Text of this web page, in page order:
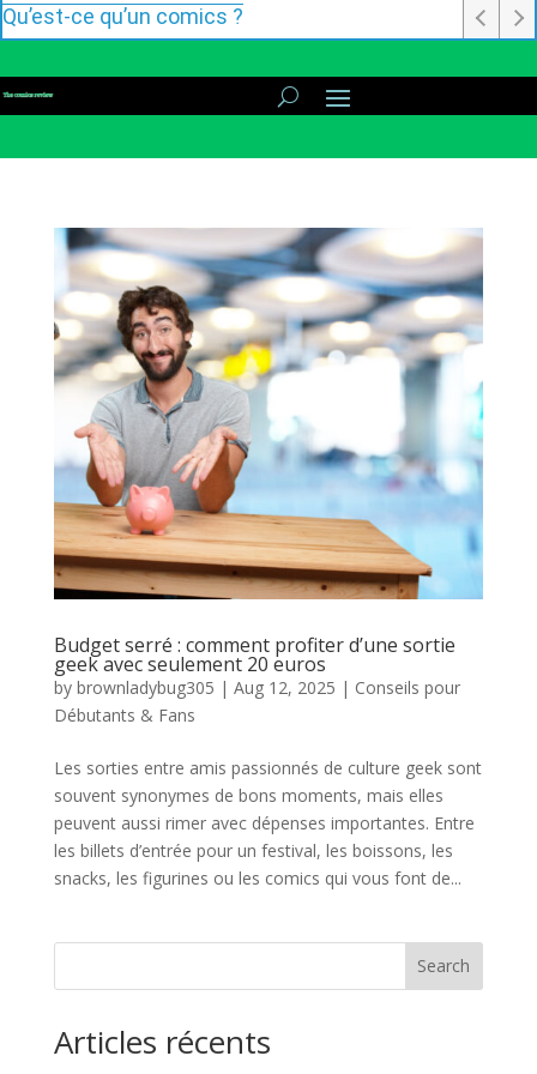
Qu’est-ce qu’un comics ?
Budget serré : comment profiter d’une sortie
geek avec seulement 20 euros
by brownladybug305 | Aug 12, 2025 | Conseils pour
Débutants & Fans
Les sorties entre amis passionnés de culture geek sont
souvent synonymes de bons moments, mais elles
peuvent aussi rimer avec dépenses importantes. Entre
les billets d’entrée pour un festival, les boissons, les
snacks, les figurines ou les comics qui vous font de...
Search
Articles récents